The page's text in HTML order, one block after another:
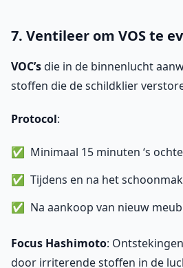
7. Ventileer om VOS te
VOC’sdie in de binnenlucht
stoffen die de schildklier
Protocol:
Minimaal 15 minuten ‘s
Tijdens en na het
Na aankoop van nieuw
Focus Hashimoto:
door irriterende stoffen in de